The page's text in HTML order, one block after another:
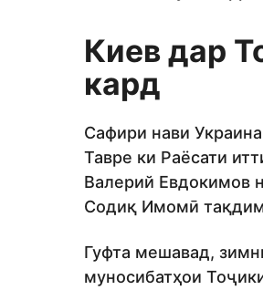
Киев дар
кард
Cафири нави
Тавре ки Раёсати
Валерий Евдокимов
Содиқ Имомӣ
Гуфта мешавад,
муносибатҳои